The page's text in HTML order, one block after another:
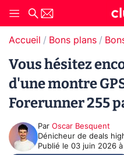
Accueil Bons plans
Vous hésitez
d'une montre
Forerunner 255
Par Oscar Besquent
Dénicheur de deals
Publié le 03 juin 2026 à